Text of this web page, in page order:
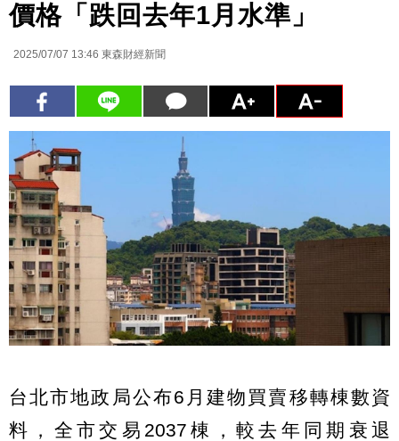
價格「跌回去年1月水準」
2025/07/07 13:46 東森財經新聞
台北市地政局公布6月建物買賣移轉棟數資
料，全市交易2037棟，較去年同期衰退